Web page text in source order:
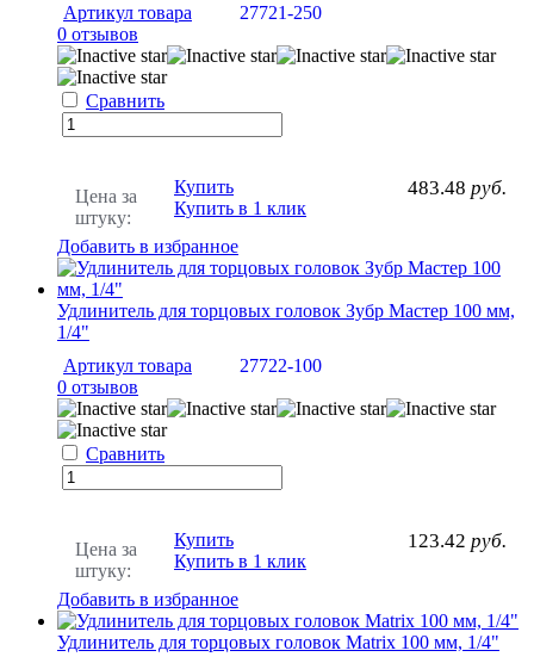
Артикул товара
27721-250
0 отзывов
Сравнить
Цена за
штуку:
483.48 руб.
Купить
Купить в 1 клик
Добавить в избранное
Удлинитель для торцовых головок Зубр Мастер 100 мм,
1/4"
Артикул товара
27722-100
0 отзывов
Сравнить
Цена за
штуку:
123.42 руб.
Купить
Купить в 1 клик
Добавить в избранное
Удлинитель для торцовых головок Matrix 100 мм, 1/4"